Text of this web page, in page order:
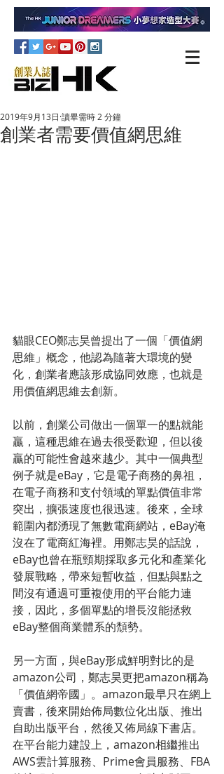
創業者需要價值網思維
2019年9月13日 讀畢需時 2 分鐘
貓眼CEO鄭志昊曾提出了一個「價值網
思維」概念，他認為隨著大環境的變
化，創業者應該形成協同效應，也就是
用價值網思維去創新。
以前，創業公司做出一個單一的點就能
贏，這種思維在過去很受歡迎，但以後
贏的可能性會越來越少。其中一個典型
例子就是eBay，它是電子商務的鼻祖，
在電子商務和支付領域的單點價值非常
突出，擴張速度也很迅速。後來，全球
範圍內都湧現了無數電商網站，eBay淹
沒在了電商紅海裡。用鄭志昊的話說，
eBay也曾在瓶頸期採取多元化和產業化
發展戰略，帶來短暫收益，但點與點之
間沒有通過可重複使用的平台能力連
接，因此，多個單點的增長沒能拯救
eBay整個商業體系的頹勢。
另一方面，與eBay形成鮮明對比的是
amazon公司，鄭志昊更把amazon稱為
「價值網帝國」。amazon最早只在網上
賣書，後來開始佈局數位化出版、推出
自助出版平台，然後又佈局線下書店。
在平台能力建設上，amazon相繼推出
AWS雲計算服務、Prime會員服務、FBA